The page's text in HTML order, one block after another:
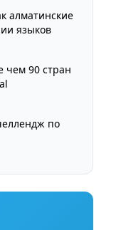
алматинские
языков
90 стран
по